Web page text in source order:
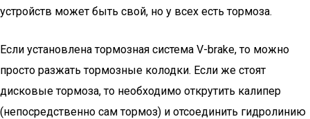
устройств может быть свой, но у всех есть тормоза.
Если установлена тормозная система V-brake, то можно
просто разжать тормозные колодки. Если же стоят
дисковые тормоза, то необходимо открутить калипер
(непосредственно сам тормоз) и отсоединить гидролинию